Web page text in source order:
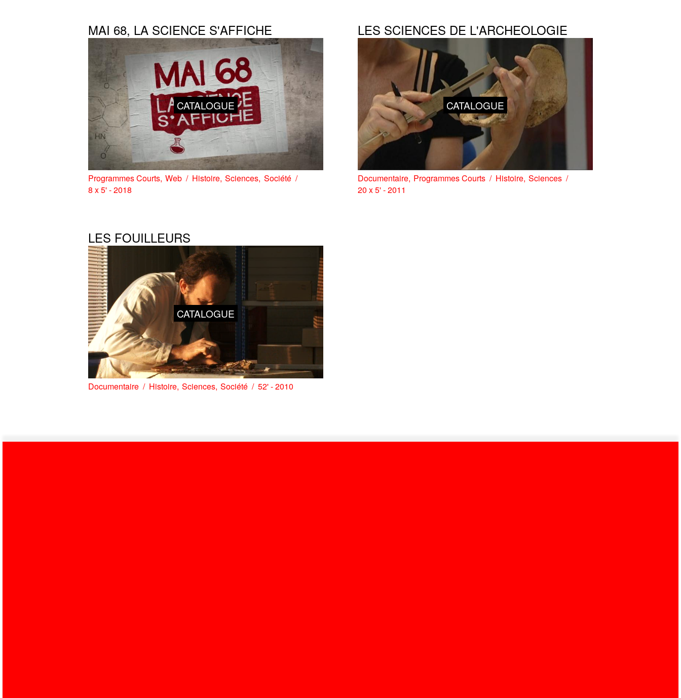
MAI 68, LA SCIENCE S'AFFICHE
CATALOGUE
Programmes Courts Web Histoire Sciences Société
8 x 5' - 2018
LES SCIENCES DE L'ARCHEOLOGIE
CATALOGUE
Documentaire Programmes Courts Histoire Sciences
20 x 5' - 2011
LES FOUILLEURS
CATALOGUE
Documentaire Histoire Sciences Société 52' - 2010